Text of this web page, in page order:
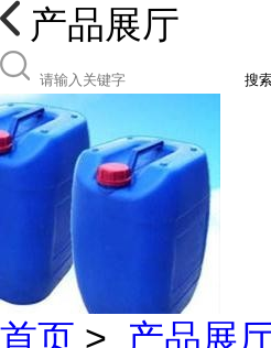
产品展厅
搜
首页 > 产品展